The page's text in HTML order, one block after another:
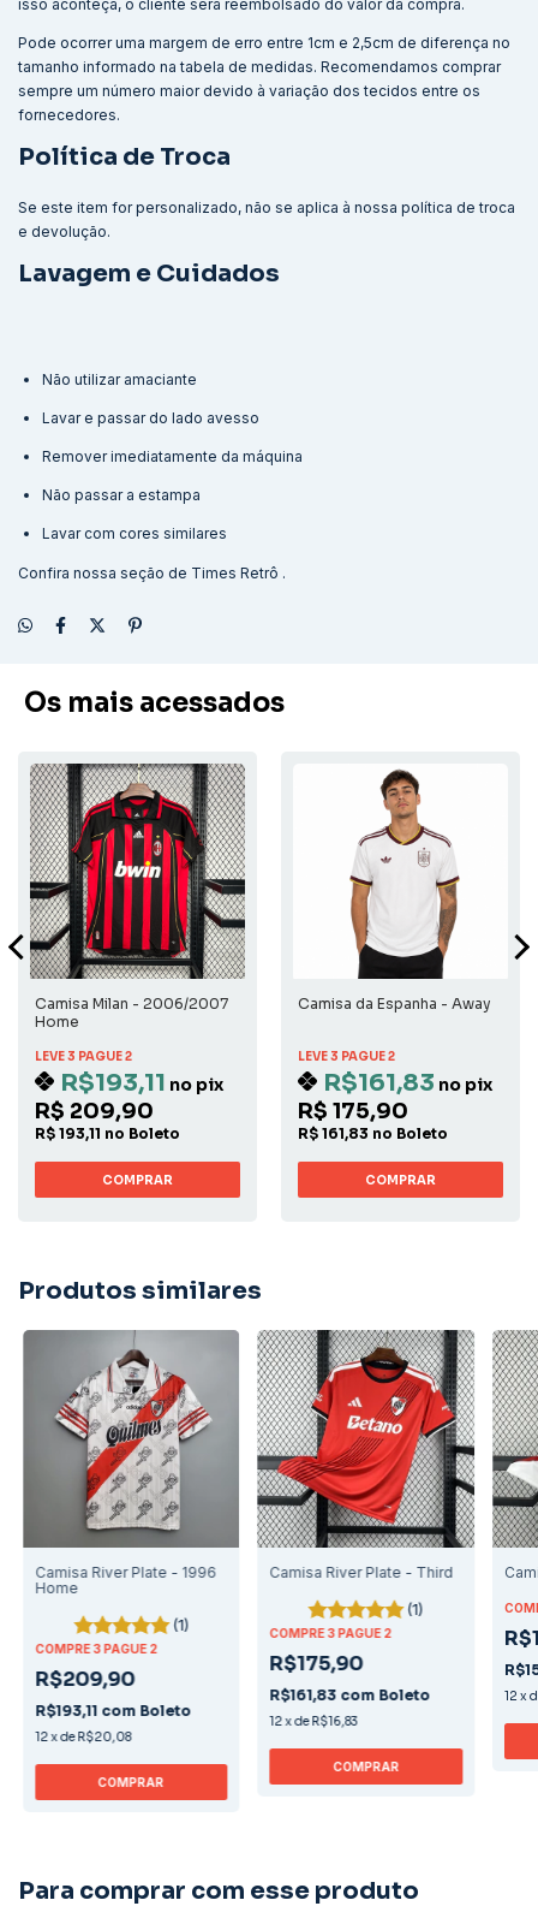
isso aconteça, o cliente será reembolsado do valor da compra.
Pode ocorrer uma margem de erro entre 1cm e 2,5cm de diferença no
tamanho informado na tabela de medidas. Recomendamos comprar
sempre um número maior devido à variação dos tecidos entre os
fornecedores.
Política de Troca
Se este item for personalizado, não se aplica à nossa política de troca
e devolução.
Lavagem e Cuidados
Não utilizar amaciante
Lavar e passar do lado avesso
Remover imediatamente da máquina
Não passar a estampa
Lavar com cores similares
Confira nossa seção de Times Retrô .
Os mais acessados
Camisa Milan - 2006/2007
Home
LEVE 3 PAGUE 2
R$193,11 no pix
R$ 209,90
R$ 193,11 no Boleto
COMPRAR
Camisa da Espanha - Away
LEVE 3 PAGUE 2
R$161,83 no pix
R$ 175,90
R$ 161,83 no Boleto
COMPRAR
Produtos similares
Camisa River Plate - 1996
Home
(1)
COMPRE 3 PAGUE 2
R$209,90
R$193,11 com Boleto
12xdeR$20,08
COMPRAR
Camisa River Plate - Third
(1)
COMPRE 3 PAGUE 2
R$175,90
R$161,83 com Boleto
12xdeR$16,83
COMPRAR
12 x
Para comprar com esse produto